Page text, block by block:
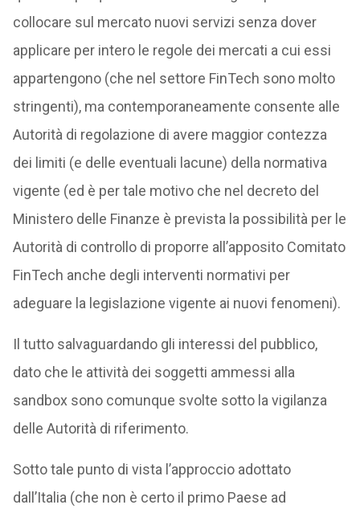
collocare sul mercato nuovi servizi senza dover
applicare per intero le regole dei mercati a cui essi
appartengono (che nel settore FinTech sono molto
stringenti), ma contemporaneamente consente alle
Autorità di regolazione di avere maggior contezza
dei limiti (e delle eventuali lacune) della normativa
vigente (ed è per tale motivo che nel decreto del
Ministero delle Finanze è prevista la possibilità per le
Autorità di controllo di proporre all’apposito Comitato
FinTech anche degli interventi normativi per
adeguare la legislazione vigente ai nuovi fenomeni).
Il tutto salvaguardando gli interessi del pubblico,
dato che le attività dei soggetti ammessi alla
sandbox sono comunque svolte sotto la vigilanza
delle Autorità di riferimento.
Sotto tale punto di vista l’approccio adottato
dall’Italia (che non è certo il primo Paese ad